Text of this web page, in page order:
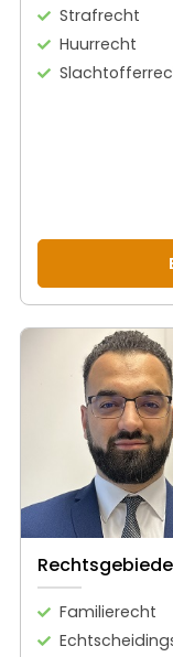
Strafrecht
Huurrecht
Familierecht